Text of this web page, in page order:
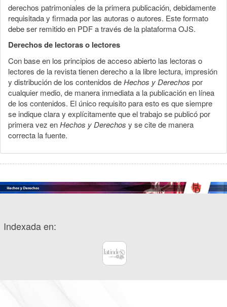
derechos patrimoniales de la primera publicación, debidamente
requisitada y firmada por las autoras o autores. Este formato
debe ser remitido en PDF a través de la plataforma OJS.
Derechos de lectoras o lectores
Con base en los principios de acceso abierto las lectoras o
lectores de la revista tienen derecho a la libre lectura, impresión
y distribución de los contenidos deHechos y Derechos por
cualquier medio, de manera inmediata a la publicación en línea
de los contenidos. El único requisito para esto es que siempre
se indique clara y explícitamente que el trabajo se publicó por
primera vez enHechos y Derechos y se cite de manera
correcta la fuente.
Indexada en: